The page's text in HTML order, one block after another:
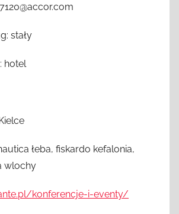
stały
hotel
łeba, fiskardo kefalonia,
wlochy
konferencje-i-eventy/